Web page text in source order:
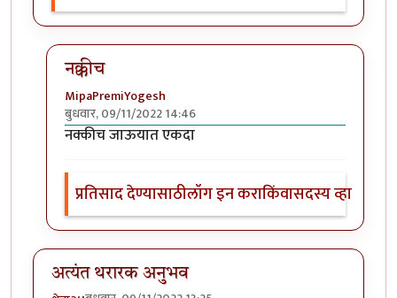
नक्कीच
MipaPremiYogesh
बुधवार, 09/11/2022 14:46
In reply toमस्तbyनगरी
नक्कीच जाऊयात एकदा
प्रतिसाद देण्यासाठीलॉग इन कराकिंवासदस्य व्हा
अत्यंत थरारक अनुभव